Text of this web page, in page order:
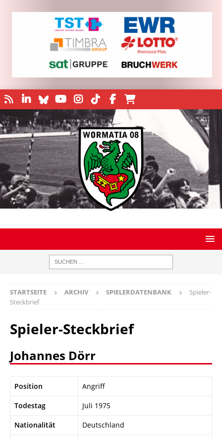
STARTSEITE ARCHIV SPIELERDATENBANK
Spieler-
Steckbrief
Spieler-Steckbrief
Johannes Dörr
Position Angriff
Todestag Juli 1975
Nationalität Deutschland